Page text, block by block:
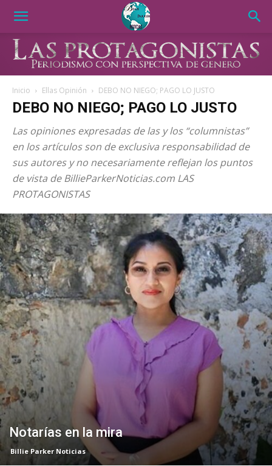
Inicio Ellas Opinión DEBO NO NIEGO; PAGO LO JUSTO
DEBO NO NIEGO; PAGO LO JUSTO
Las opiniones expresadas de las y los “columnistas”
en los artículos son de exclusiva responsabilidad de
sus autores y no necesariamente reflejan los puntos
de vista de BillieParkerNoticias.com LAS
PROTAGONISTAS
Notarías en la mira
Billie Parker Noticias